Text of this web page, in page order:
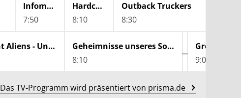
Infomercial
7:50
Hardcore Pawn - Das härteste Pfandhaus Detroits
8:10
Outback Truckers
8:30
Ancient Aliens - Unerklärliche Phänomene
Geheimnisse unseres Sonnensystems
8:10
Große
9:00
Das TV-Programm wird präsentiert von prisma.de